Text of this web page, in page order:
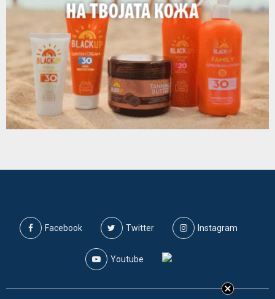
Facebook Twitter Instagram
Youtube